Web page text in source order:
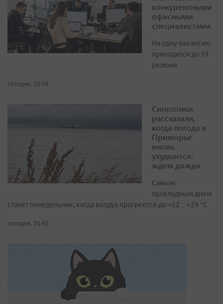
конкурентными
офисными
специалистами
На одну вакансию
приходится до 19
резюме
сегодня, 20:04
Синоптики
рассказали,
когда погода в
Приморье
вновь
ухудшится:
ждем дожди
Самым
прохладным днем
станет понедельник, когда воздух прогреется до +22…+29 °С
сегодня, 20:45